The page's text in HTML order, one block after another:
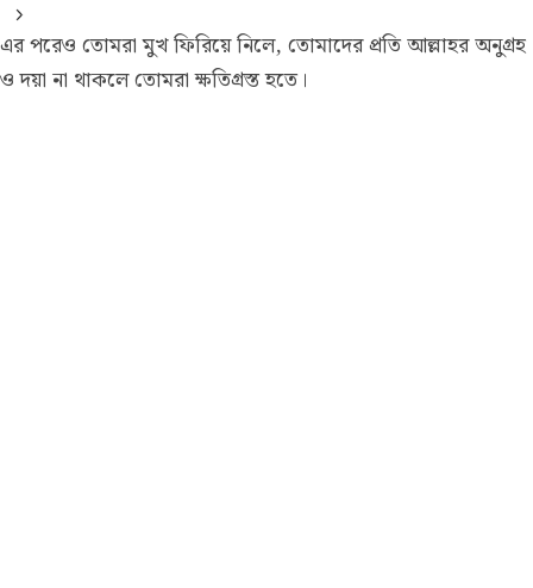
এর পরেও তোমরা মুখ ফিরিয়ে নিলে, তোমাদের প্রতি আল্লাহর অনুগ্রহ
ও দয়া না থাকলে তোমরা ক্ষতিগ্রস্ত হতে।